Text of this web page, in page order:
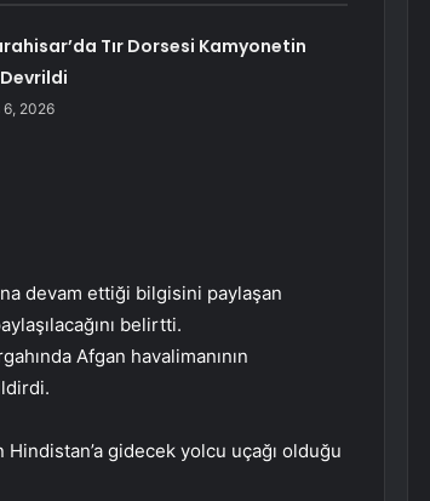
Tır Dorsesi Kamyonetin
6, 2026
devam ettiği bilgisini paylaşan
belirtti.
Afgan havalimanının
gidecek yolcu uçağı olduğu